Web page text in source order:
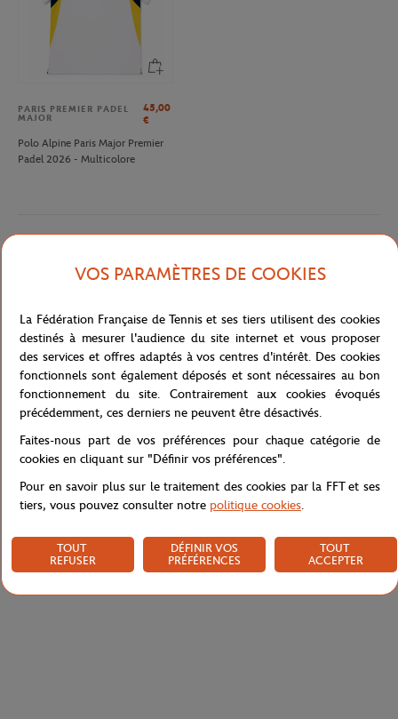
PARIS PREMIER PADEL
MAJOR
45,00
€
Polo Alpine Paris Major Premier
Padel 2026 - Multicolore
Réalisée par l'artiste Louise Sartor, l'affiche rend hommage aux
ramasseurs de balles du tournoi. Facile à assortir, le t-shirt
présente une coupe droite et des manches courtes.
Référence :
RTSM0822-BLA
Caractéristiques
Livraison et retours
VOS PARAMÈTRES DE COOKIES
La Fédération Française de Tennis et ses tiers utilisent des cookies
destinés à mesurer l'audience du site internet et vous proposer
des services et offres adaptés à vos centres d'intérêt. Des cookies
fonctionnels sont également déposés et sont nécessaires au bon
fonctionnement du site. Contrairement aux cookies évoqués
précédemment, ces derniers ne peuvent être désactivés.
Faites-nous part de vos préférences pour chaque catégorie de
cookies en cliquant sur "Définir vos préférences".
Pour en savoir plus sur le traitement des cookies par la FFT et ses
tiers, vous pouvez consulter notre politique cookies.
TOUT
REFUSER
DÉFINIR VOS
PRÉFÉRENCES
TOUT
ACCEPTER